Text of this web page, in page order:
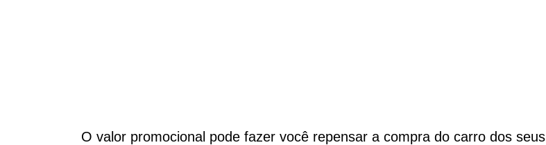
O valor promocional pode fazer você repensar a compra do carro dos seus